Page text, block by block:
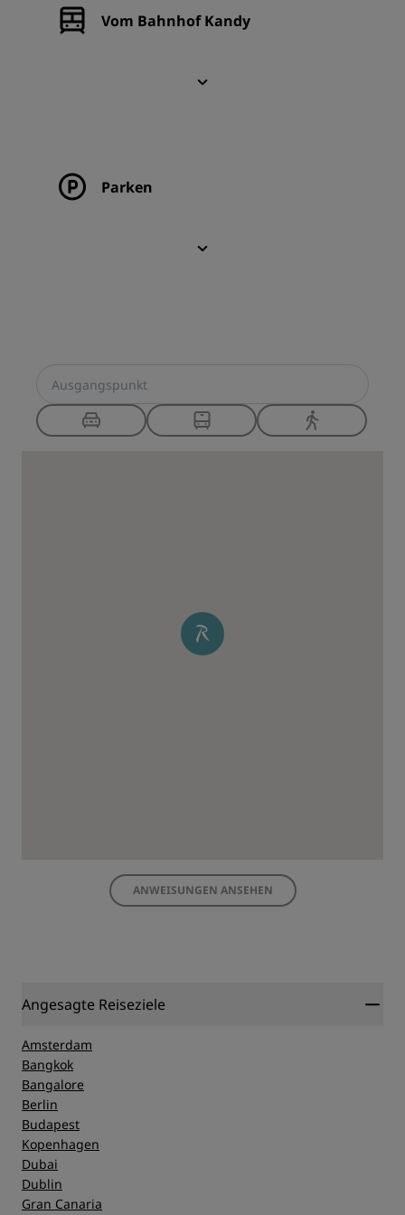
Vom Bahnhof Kandy
Parken
ANWEISUNGEN ANSEHEN
Angesagte Reiseziele
Amsterdam
Bangkok
Bangalore
Berlin
Budapest
Kopenhagen
Dubai
Dublin
Gran Canaria